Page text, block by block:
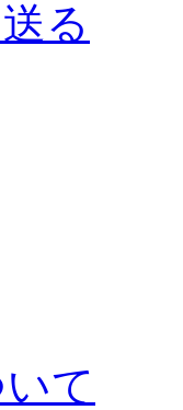
る
て